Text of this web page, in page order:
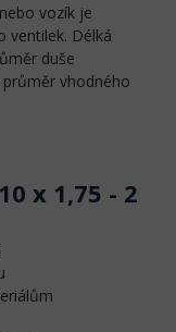
vozík je
ventilek. Délká
duše
vhodného
x 1,75 - 2